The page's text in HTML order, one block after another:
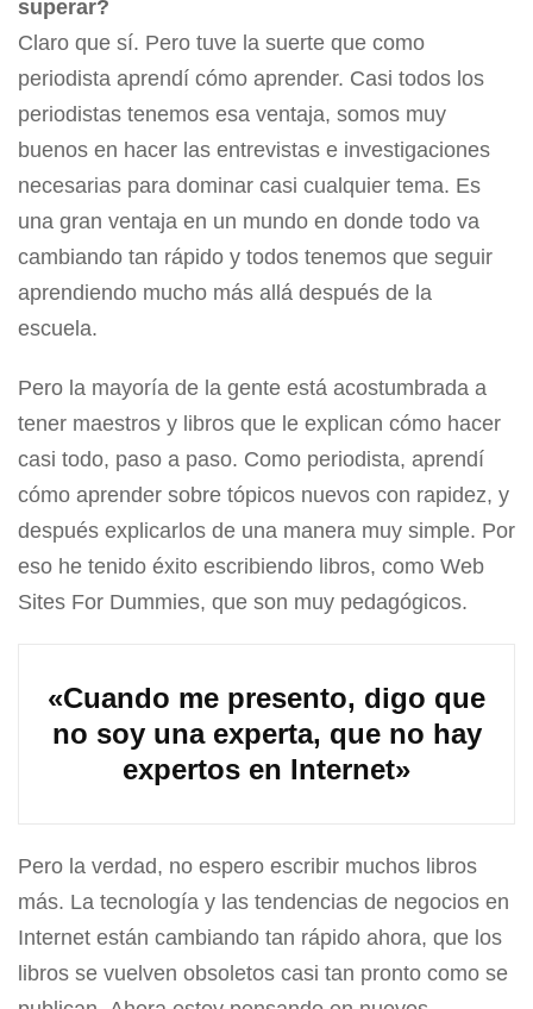
superar?
Claro que sí. Pero tuve la suerte que como
periodista aprendí cómo aprender. Casi todos los
periodistas tenemos esa ventaja, somos muy
buenos en hacer las entrevistas e investigaciones
necesarias para dominar casi cualquier tema. Es
una gran ventaja en un mundo en donde todo va
cambiando tan rápido y todos tenemos que seguir
aprendiendo mucho más allá después de la
escuela.
Pero la mayoría de la gente está acostumbrada a
tener maestros y libros que le explican cómo hacer
casi todo, paso a paso. Como periodista, aprendí
cómo aprender sobre tópicos nuevos con rapidez, y
después explicarlos de una manera muy simple. Por
eso he tenido éxito escribiendo libros, como Web
Sites For Dummies, que son muy pedagógicos.
«Cuando me presento, digo que
no soy una experta, que no hay
expertos en Internet»
Pero la verdad, no espero escribir muchos libros
más. La tecnología y las tendencias de negocios en
Internet están cambiando tan rápido ahora, que los
libros se vuelven obsoletos casi tan pronto como se